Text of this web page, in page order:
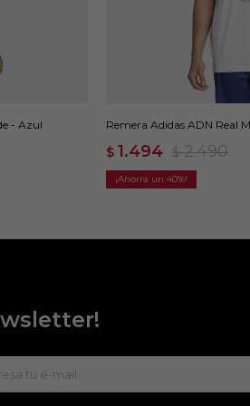
- Azul Remera Adidas ADN Real
$ 1.494 $ 2.490
40